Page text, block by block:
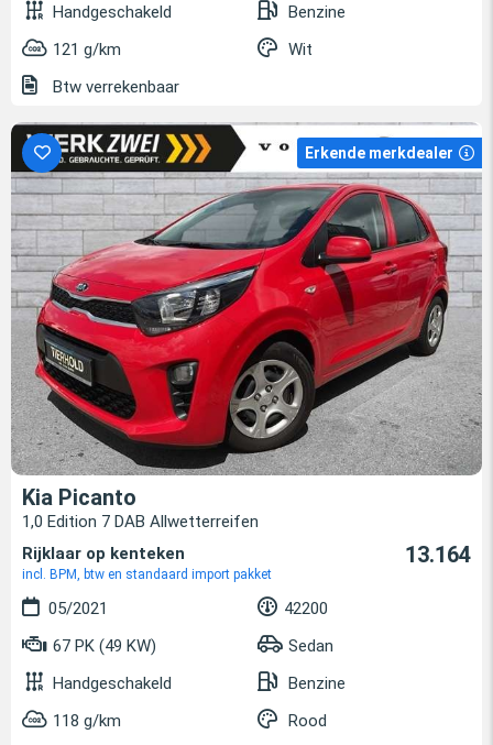
Handgeschakeld
Benzine
121 g/km
Wit
Btw verrekenbaar
Erkende merkdealer
Kia Picanto
1,0 Edition 7 DAB Allwetterreifen
Rijklaar op kenteken
incl. BPM, btw en standaard import pakket
13.164
05/2021
42200
67 PK (49 KW)
Sedan
Handgeschakeld
Benzine
118 g/km
Rood